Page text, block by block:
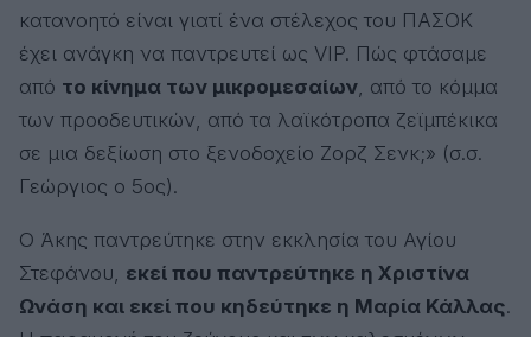
κατανοητό είναι γιατί ένα στέλεχος του ΠΑΣΟΚ
έχει ανάγκη να παντρευτεί ως VIP. Πώς φτάσαμε
από το κίνημα των μικρομεσαίων, από το κόμμα
των προοδευτικών, από τα λαϊκότροπα ζεϊμπέκικα
σε μια δεξίωση στο ξενοδοχείο Ζορζ Σενκ;» (σ.σ.
Γεώργιος ο 5ος).
Ο Άκης παντρεύτηκε στην εκκλησία του Αγίου
Στεφάνου, εκεί που παντρεύτηκε η Χριστίνα
Ωνάση και εκεί που κηδεύτηκε η Μαρία Κάλλας.